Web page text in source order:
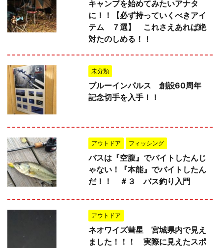
キャンプを始めてみたいアナタ
に！！【必ず持っていくべきアイ
テム ７選】 これさえあれば絶
対たのしめる！！
未分類
ブルーインパルス 創設60周年
記念切手を入手！！
アウトドア フィッシング
バスは『空腹』でバイトしたんじ
ゃない！『本能』でバイトしたん
だ！！ ＃３ バス釣り入門
アウトドア
ネオワイズ彗星 宮城県内で見え
ました！！！ 実際に見えたスポ